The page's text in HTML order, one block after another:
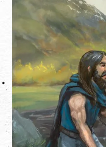
Sobre el Autor
Clientes
Adquiere su Obra